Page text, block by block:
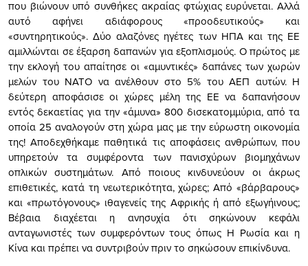
που βιώνουν υπό συνθήκες ακραίας φτώχιας ευρύνεται. Αλλά
αυτό αφήνει αδιάφορους «προοδευτικούς» και
«συντηρητικούς». Δύο αλαζόνες ηγέτες των ΗΠΑ και της ΕΕ
αμιλλώνται σε έξαρση δαπανών για εξοπλισμούς. Ο πρώτος με
την εκλογή του απαίτησε οι «αμυντικές» δαπάνες των χωρών
μελών του ΝΑΤΟ να ανέλθουν στο 5% του ΑΕΠ αυτών. Η
δεύτερη αποφάσισε οι χώρες μέλη της ΕΕ να δαπανήσουν
εντός δεκαετίας για την «άμυνα» 800 δισεκατομμύρια, από τα
οποία 25 αναλογούν στη χώρα μας με την εύρωστη οικονομία
της! Αποδεχθήκαμε παθητικά τις αποφάσεις ανθρώπων, που
υπηρετούν τα συμφέροντα των πανισχύρων βιομηχάνων
οπλικών συστημάτων. Από ποιους κινδυνεύουν οι άκρως
επιθετικές, κατά τη νεωτερικότητα, χώρες; Από «βάρβαρους»
και «πρωτόγονους» ιθαγενείς της Αφρικής ή από εξωγήινους;
Βέβαια διαχέεται η ανησυχία ότι σηκώνουν κεφάλι
ανταγωνιστές των συμφερόντων τους όπως Η Ρωσία και η
Κίνα και πρέπει να συντριβούν πριν το σηκώσουν επικίνδυνα.